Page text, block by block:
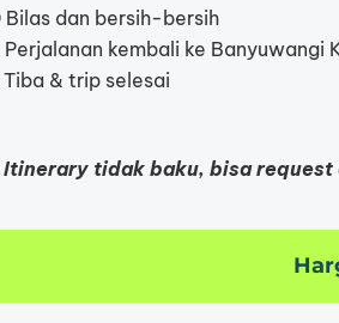
Bilas dan bersih-bersih
Perjalanan kembali ke Banyuwangi
& trip selesai
Itinerary tidak baku, bisa request